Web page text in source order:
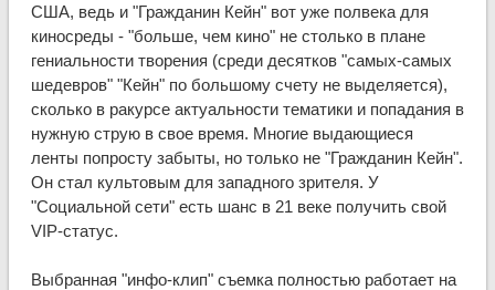
США, ведь и "Гражданин Кейн" вот уже полвека для
киносреды - "больше, чем кино" не столько в плане
гениальности творения (среди десятков "самых-самых
шедевров" "Кейн" по большому счету не выделяется),
сколько в ракурсе актуальности тематики и попадания в
нужную струю в свое время. Многие выдающиеся
ленты попросту забыты, но только не "Гражданин Кейн".
Он стал культовым для западного зрителя. У
"Социальной сети" есть шанс в 21 веке получить свой
VIP-статус.
Выбранная "инфо-клип" съемка полностью работает на